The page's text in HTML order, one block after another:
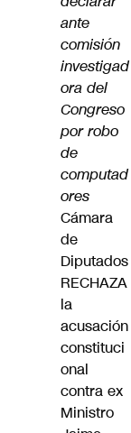
ante
comisión
investigad
ora del
Congreso
por robo
de
computad
ores
Cámara
de
Diputados
RECHAZA
la
acusación
constituci
onal
contra ex
Ministro